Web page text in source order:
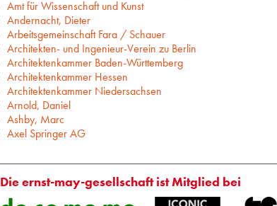
Amt für Wissenschaft und Kunst
Andernacht, Dieter
Arbeitsgemeinschaft Fara / Schauer
Architekten- und Ingenieur-Verein zu Berlin
Architektenkammer Baden-Württemberg
Architektenkammer Hessen
Architektenkammer Niedersachsen
Arnold, Daniel
Ashby, Marc
Axel Springer AG
Die ernst-may-gesellschaft ist Mitglied bei